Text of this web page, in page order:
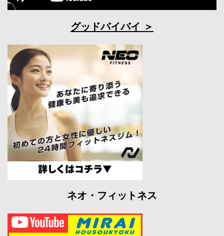
グッドバイバイ
ネオ・フィットネス